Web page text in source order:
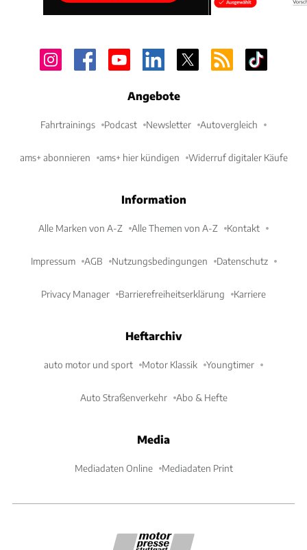
Angebote
Fahrtrainings Podcast Newsletter Autovergleich
ams+ abonnieren ams+ hier kündigen Widerruf digitaler Käufe
Information
Alle Marken von A-Z Alle Themen von A-Z Kontakt
Impressum AGB Nutzungsbedingungen Datenschutz
Privacy Manager Barrierefreiheitserklärung Karriere
Heftarchiv
auto motor und sport Motor Klassik Youngtimer
Auto Straßenverkehr Abo & Hefte
Media
Mediadaten Online Mediadaten Print